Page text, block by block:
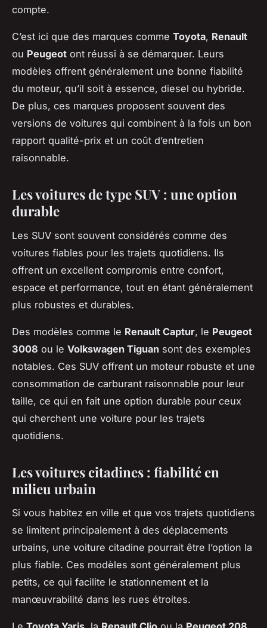
compte.
C’est ici que des marques comme Toyota, Renault
ou Peugeot ont réussi à se démarquer. Leurs
modèles offrent généralement une bonne fiabilité
du moteur, qu’il soit à essence, diesel ou hybride.
De plus, ces marques proposent souvent des
versions de voitures qui combinent à la fois un bon
rapport qualité-prix et un coût d’entretien
raisonnable.
Les voitures de type SUV : une option
durable
Les SUV sont souvent considérés comme des
voitures fiables pour les trajets quotidiens. Ils
offrent un excellent compromis entre confort,
espace et performance, tout en étant généralement
plus robustes et durables.
Des modèles comme le Renault Captur, le Peugeot
3008 ou le Volkswagen Tiguan sont des exemples
notables. Ces SUV offrent un moteur robuste et une
consommation de carburant raisonnable pour leur
taille, ce qui en fait une option durable pour ceux
qui cherchent une voiture pour les trajets
quotidiens.
Les voitures citadines : fiabilité en
milieu urbain
Si vous habitez en ville et que vos trajets quotidiens
se limitent principalement à des déplacements
urbains, une voiture citadine pourrait être l’option la
plus fiable. Ces modèles sont généralement plus
petits, ce qui facilite le stationnement et la
manœuvrabilité dans les rues étroites.